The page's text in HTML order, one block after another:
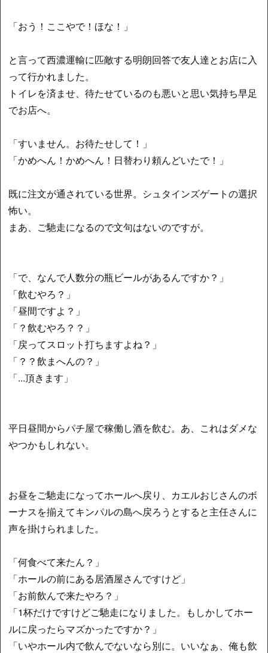
「おう！ここやで！ほな！」
と言って西濃運輸に匹敵する明朗回答で友人達とお店に入
って行かれました。
トイレを済ませ、待たせているのも悪いと思い気持ち早足
でお店へ。
「すいません。お待たせして！」
「かめへん！かめへん！日替わり頼んどいたで！」
既に注文が通されている世界。シュタインズゲートの選択
怖い。
まあ、ご馳走になるので文句はないのですが。
「で、なんで人数分の瓶ビールがあるんですか？」
「飲むやろ？」
「昼間ですよ？」
「？飲むやろ？？」
「戻ってスロット打ちますよね？」
「？？飲まへんの？」
「...頂きます」
平日昼間からパチ屋で稼働し酒を飲む。あ、これはダメな
やつかもしれない。
お昼をご馳走になってホールへ戻り、カエルおじさんのボ
ーナスを揃えてキンパルの島へ戻ろうとすると主任さんに
声を掛けられました。
「何食べて来たん？」
「ホールの前にある居酒屋さんですけど」
「お前飲んで来たやろ？」
「1杯だけですけどご馳走になりました。もしかしてホー
ルに戻ったらマズかったですか？」
「いやホール内で飲んでないなら別に。いいなぁ、俺も飲